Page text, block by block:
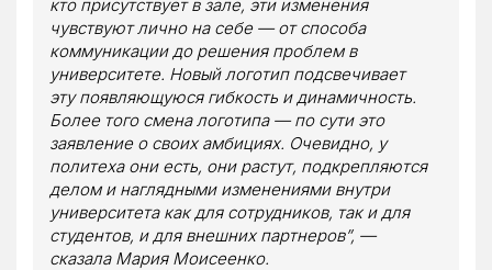
кто присутствует в зале, эти изменения
чувствуют лично на себе — от способа
коммуникации до решения проблем в
университете. Новый логотип подсвечивает
эту появляющуюся гибкость и динамичность.
Более того смена логотипа — по сути это
заявление о своих амбициях. Очевидно, у
политеха они есть, они растут, подкрепляются
делом и наглядными изменениями внутри
университета как для сотрудников, так и для
студентов, и для внешних партнеров”, —
сказала Мария Моисеенко.